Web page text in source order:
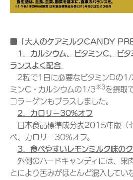
■「大人のケアミルクCANDY
1
．カルシウム、ビタミンC、ビ
ランスよく配合
2粒で1日に必要なビタミンDの
ミンC・カルシウムの1/3※3を摂取
コラーゲンもプラスしました。
2 ．カロリー30%オフ
日本食品標準成分表2015年版（
べ、カロリー30%オフ。
3 ．食べやすいレモンミルク味の
外側のハードキャンディには、果
とにより苦みがほとんど混入してい